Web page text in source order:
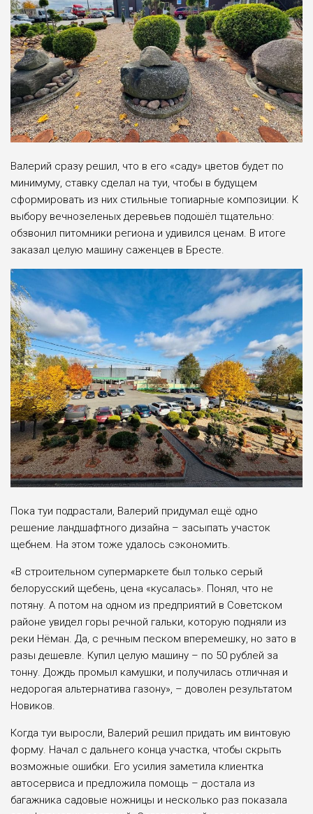
Валерий сразу решил, что­ в его «саду» цветов будет по
минимуму, ставку сделал на туи, чтобы в будущем
сформировать из них стильные топиарные композиции. К
выбору вечнозеленых деревьев подошёл тщательно:
обзвонил питомники региона и удивился ценам. В итоге
заказал целую машину саженцев в Бресте.
Пока туи подрастали, Валерий придумал ещё одно
решение ландшафтного дизайна – засыпать участок
щебнем. На этом тоже удалось сэкономить.
«В строительном супермаркете был только серый
белорусский щебень, цена «кусалась». Понял, что не
потяну. А потом на одном из предприятий в Советском
районе увидел горы речной гальки, которую подняли из
реки Нёман. Да, с речным песком вперемешку, но зато в
разы дешевле. Купил целую машину – по 50 рублей за
тонну. Дождь промыл камушки, и получилась отличная и
недорогая альтернатива газону», – доволен результатом
Новиков.
Когда туи выросли, Валерий решил придать им винтовую
форму. Начал с дальнего конца участка, чтобы скрыть
возможные ошибки. Его усилия заметила клиентка
автосервиса и предложила помощь – достала из
багажника садовые ножницы и несколько раз показала